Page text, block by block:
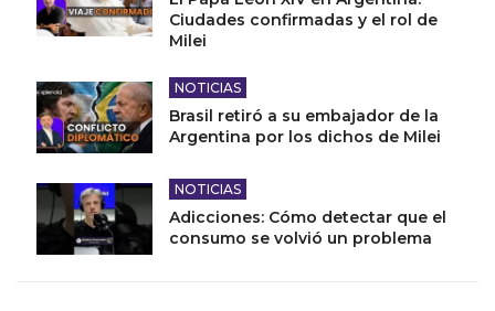
Ciudades confirmadas y el rol de
Milei
NOTICIAS
Brasil retiró a su embajador de la
Argentina por los dichos de Milei
NOTICIAS
Adicciones: Cómo detectar que el
consumo se volvió un problema